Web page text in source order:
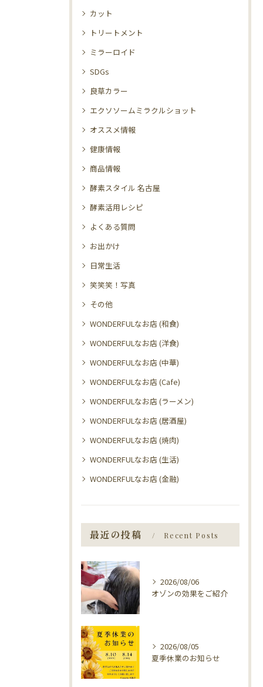
カット
トリートメント
ミラーロイド
SDGs
良草カラー
エクソソームミラクルショット
オススメ情報
健康情報
商品情報
酵素スタイル 名古屋
酵素活用レシピ
よくある質問
お出かけ
日常生活
笑笑笑！写真
その他
WONDERFULなお店 (和食)
WONDERFULなお店 (洋食)
WONDERFULなお店 (中華)
WONDERFULなお店 (Cafe)
WONDERFULなお店 (ラーメン)
WONDERFULなお店 (居酒屋)
WONDERFULなお店 (焼肉)
WONDERFULなお店 (生活)
WONDERFULなお店 (金融)
最近の投稿 Recent Posts
2026/08/06
オゾンの効果をご紹介
2026/08/05
夏季休業のお知らせ